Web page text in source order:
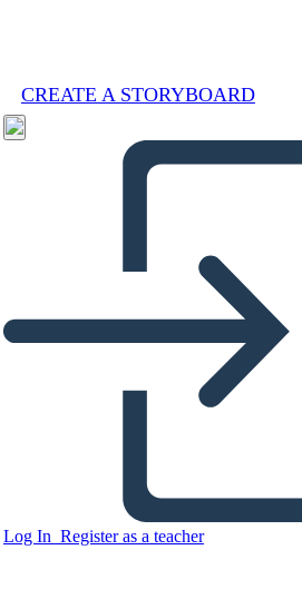
CREATE A STORYBOARD
Log In Register as a teacher
Storyboard